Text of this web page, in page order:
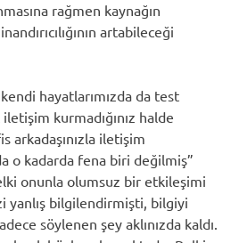
rağmen kaynağın
artabileceği
hayatlarımızda da test
kurmadığınız halde
arkadaşınızla iletişim
o kadarda fena biri değilmiş”
onunla olumsuz bir etkileşimi
yanlış bilgilendirmişti, bilgiyi
söylenen şey aklınızda kaldı.